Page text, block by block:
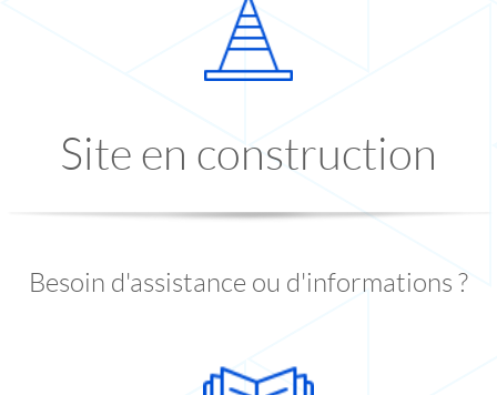
Site en construction
Besoin d'assistance ou d'informations ?